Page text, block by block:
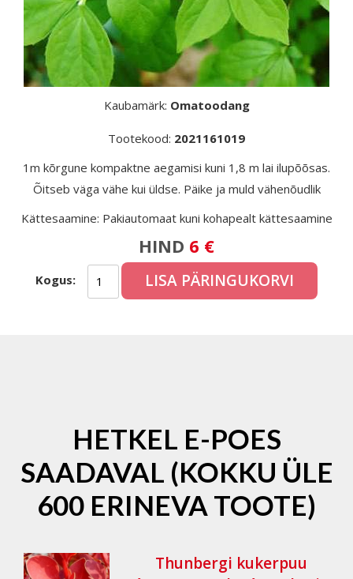
Kaubamärk: Omatoodang
Tootekood: 2021161019
1m kõrgune kompaktne aegamisi kuni 1,8 m lai ilupõõsas.
Õitseb väga vähe kui üldse. Päike ja muld vähenõudlik
Kättesaamine: Pakiautomaat kuni kohapealt kättesaamine
HIND 6 €
Kogus: LISA PÄRINGUKORVI
HETKEL E-POES
SAADAVAL (KOKKU ÜLE
600 ERINEVA TOOTE)
Thunbergi kukerpuu